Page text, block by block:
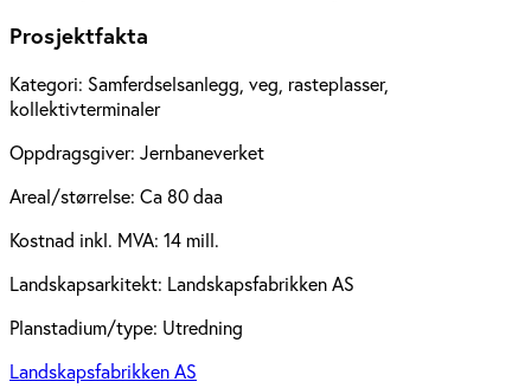
Prosjektfakta
Kategori: Samferdselsanlegg, veg, rasteplasser,
kollektivterminaler
Oppdragsgiver: Jernbaneverket
Areal/størrelse: Ca 80 daa
Kostnad inkl. MVA: 14 mill.
Landskapsarkitekt: Landskapsfabrikken AS
Planstadium/type: Utredning
Landskapsfabrikken AS